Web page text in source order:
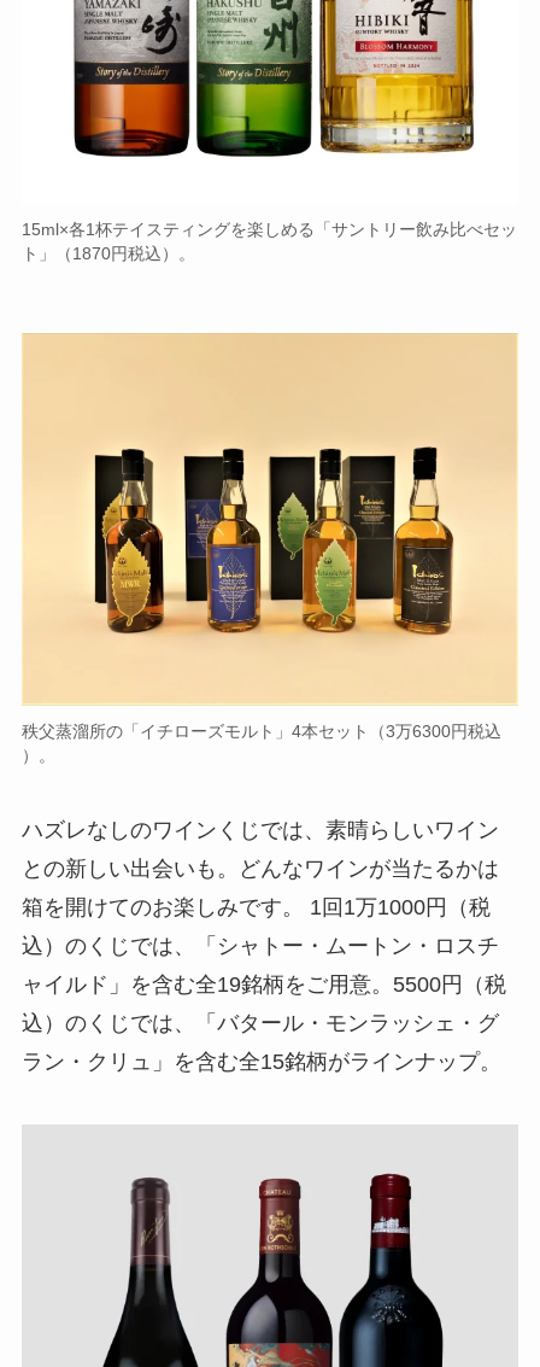
15ml×各1杯テイスティングを楽しめる「サントリー飲み比べセッ
ト」（1870円税込）。
秩父蒸溜所の「イチローズモルト」4本セット（3万6300円税込
）。
ハズレなしのワインくじでは、素晴らしいワイン
との新しい出会いも。どんなワインが当たるかは
箱を開けてのお楽しみです。 1回1万1000円（税
込）のくじでは、「シャトー・ムートン・ロスチ
ャイルド」を含む全19銘柄をご用意。5500円（税
込）のくじでは、「バタール・モンラッシェ・グ
ラン・クリュ」を含む全15銘柄がラインナップ。